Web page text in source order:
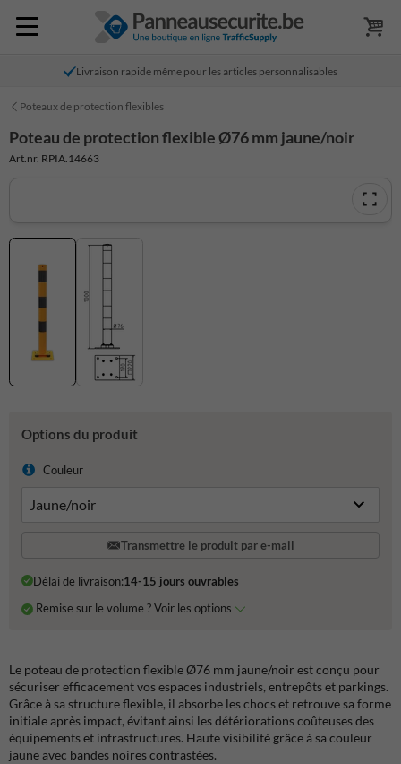
Livraison rapide même pour les articles personnalisables
Poteaux de protection flexibles
Poteau de protection flexible Ø76 mm jaune/noir
Art.nr. RPIA.14663
Options du produit
Couleur
Transmettre le produit par e-mail
Délai de livraison:14-15 jours ouvrables
Remise sur le volume ? Voir les options
Le poteau de protection flexible Ø76 mm jaune/noir est conçu pour
sécuriser efficacement vos espaces industriels, entrepôts et parkings.
Grâce à sa structure flexible, il absorbe les chocs et retrouve sa forme
initiale après impact, évitant ainsi les détériorations coûteuses des
équipements et infrastructures. Haute visibilité grâce à sa couleur
jaune avec bandes noires contrastées.